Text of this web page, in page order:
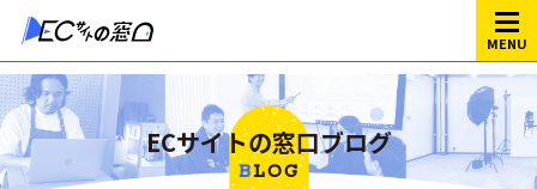
MENU
ECサイトの窓口>
ECサイト立ち上げが成功するためのコツとポ
イント
ECサイトの窓口ブログ
BLOG